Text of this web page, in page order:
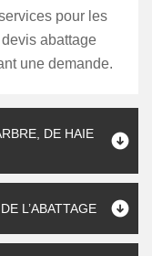
pour les
abattage
une demande.
DE HAIE
L’ABATTAGE